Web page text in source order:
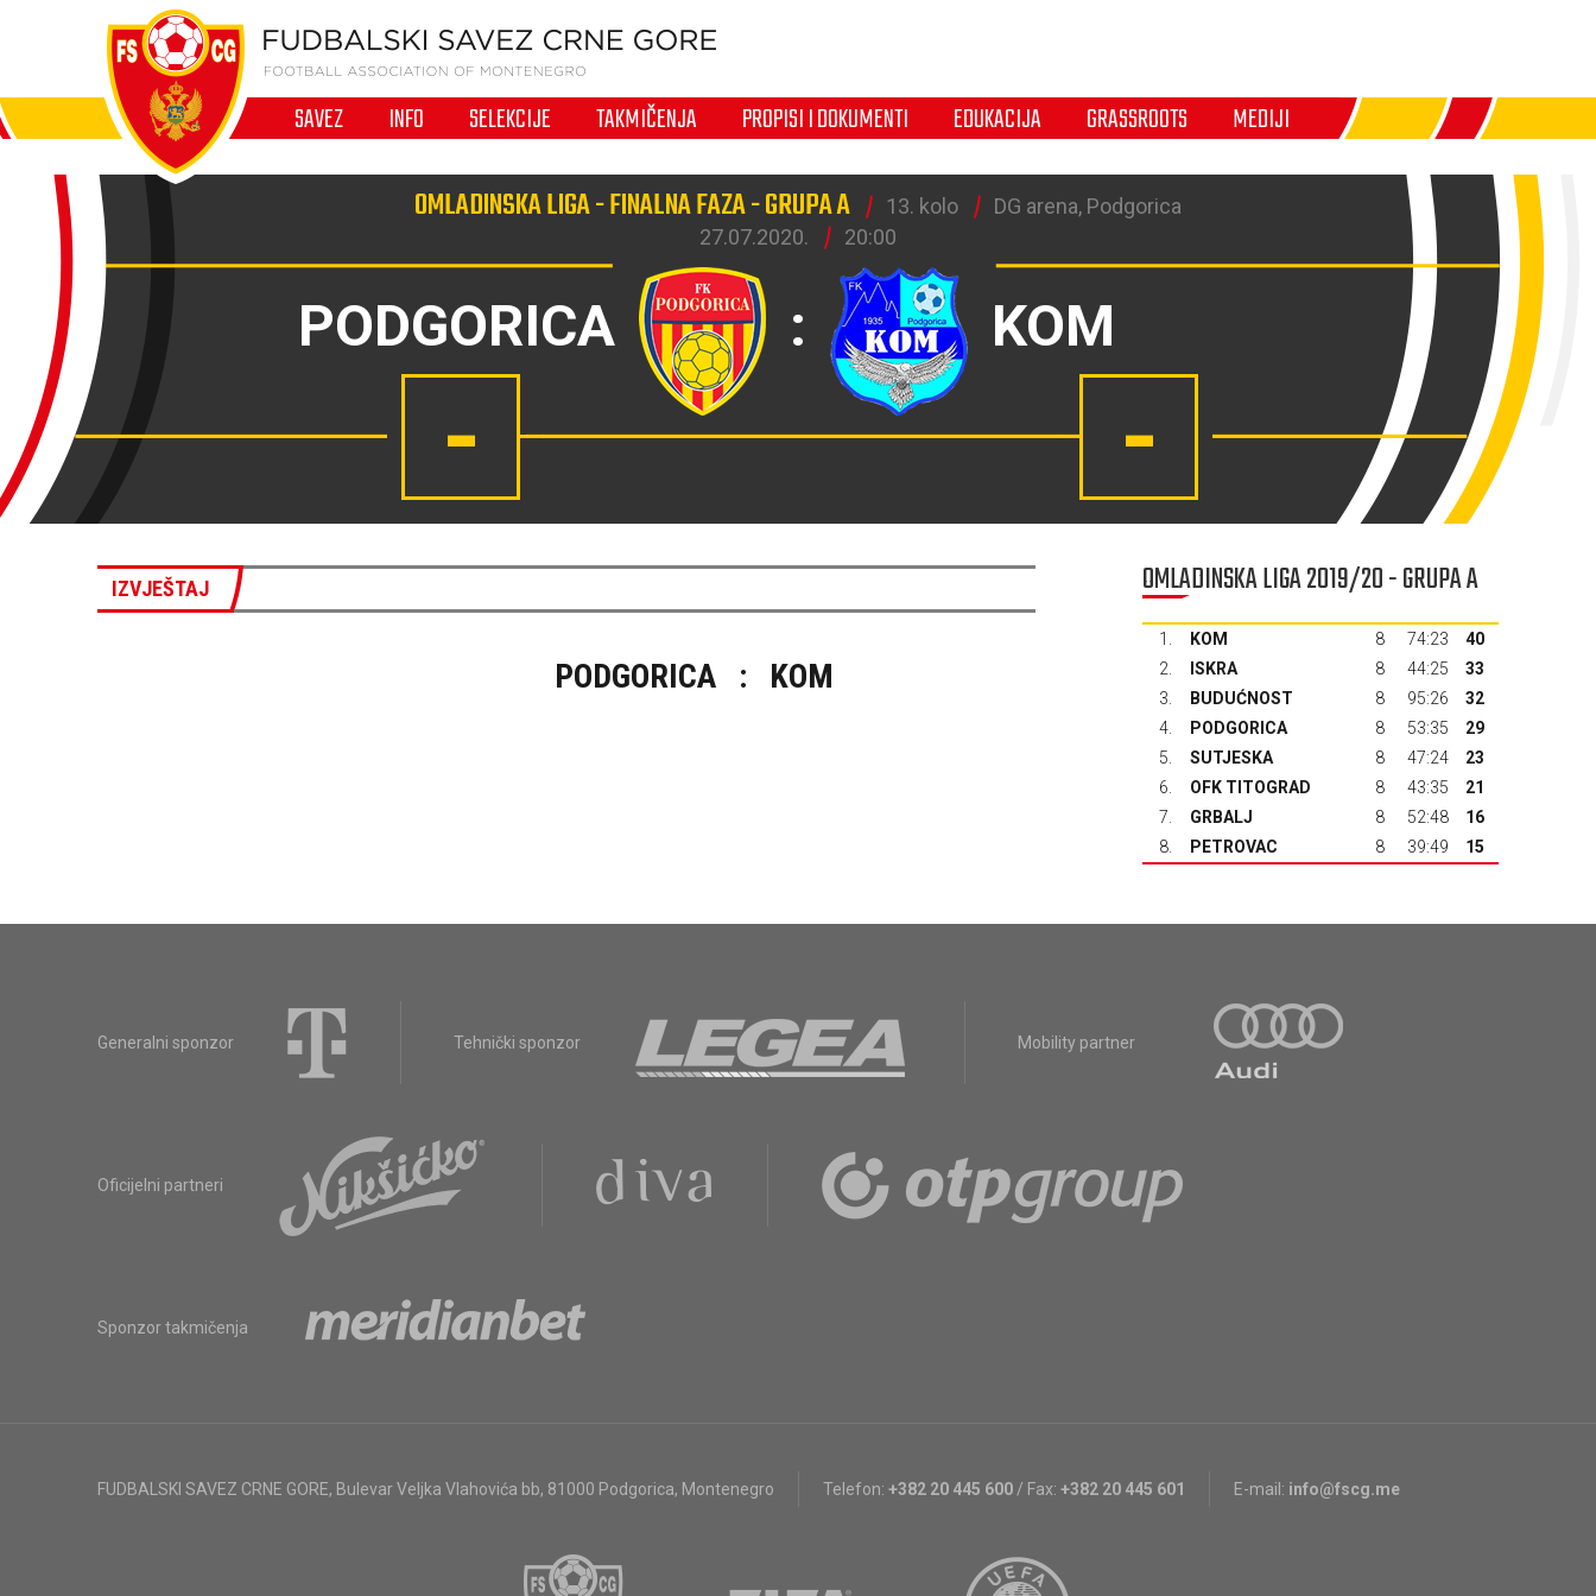
SAVEZ INFO SELEKCIJE TAKMIČENJA PROPISI I DOKUMENTI EDUKACIJA GRASSROOTS MEDIJI
OMLADINSKA LIGA - FINALNA FAZA - GRUPA A 13. kolo
DG arena, Podgorica
27.07.2020.
20:00
PODGORICA : KOM
- -
IZVJEŠTAJ
PODGORICA : KOM
OMLADINSKA LIGA 2019/20 - GRUPA A
1. KOM 8 74:23
40
2.
ISKRA 8 44:25
33
3.
BUDUĆNOST 8 95:26
32
4.
PODGORICA 8 53:35
29
5.
SUTJESKA 8 47:24
23
6.
OFK TITOGRAD 8 43:35
21
7.
GRBALJ 8 52:48
16
8.
PETROVAC 8 39:49 15
Generalni sponzor Tehnički sponzor Mobility partner
Oficijelni partneri
Sponzor takmičenja
FUDBALSKI SAVEZ CRNE GORE, Bulevar Veljka Vlahovića bb, 81000 Podgorica, Montenegro Telefon: +382 20 445 600 / Fax: +382 20 445 601 E-mail: info@fscg.me